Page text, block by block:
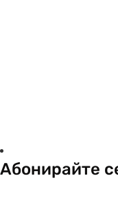
Абонирайте